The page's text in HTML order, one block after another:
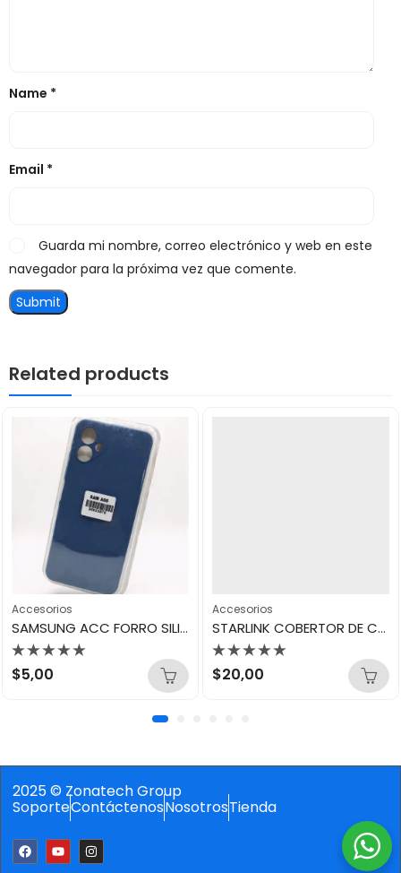
Name *
Email *
Guarda mi nombre, correo electrónico y web en este
navegador para la próxima vez que comente.
Related products
Accesorios
SAMSUNG ACC FORRO SILICON CASE A06
Valorado
con
$5,00
Accesorios
STARLINK COBERTOR DE CABLE
Valorado
con
$20,00
2025 © Zonatech Group
SoporteContáctenosNosotrosTienda